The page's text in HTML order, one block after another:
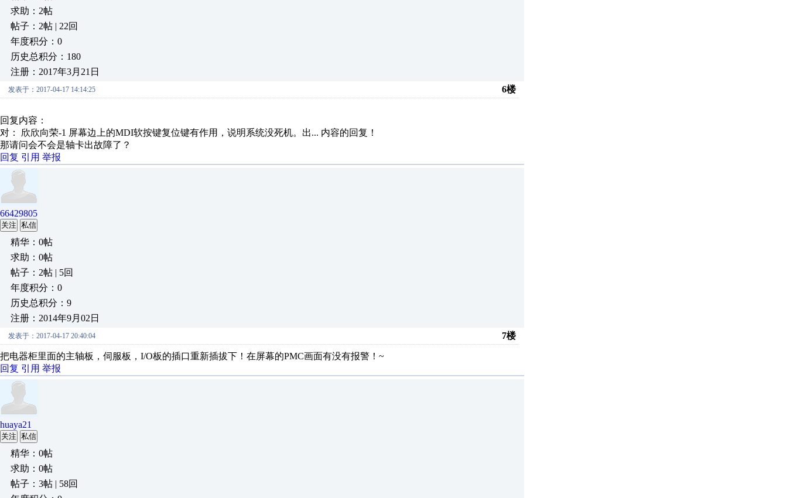
求助：2帖
帖子：2帖 | 22回
年度积分：0
历史总积分：180
注册：2017年3月21日
发表于：2017-04-17 14:14:25 6楼
回复内容：
对： 欣欣向荣-1 屏幕边上的MDI软按键复位键有作用，说明系统没死机。出... 内容的回复！
那请问会不会是轴卡出故障了？
回复 引用 举报
66429805
关注 私信
精华：0帖
求助：0帖
帖子：2帖 | 5回
年度积分：0
历史总积分：9
注册：2014年9月02日
发表于：2017-04-17 20:40:04 7楼
把电器柜里面的主轴板，伺服板，I/O板的插口重新插拔下！在屏幕的PMC画面有没有报警！~
回复 引用 举报
huaya21
关注 私信
精华：0帖
求助：0帖
帖子：3帖 | 58回